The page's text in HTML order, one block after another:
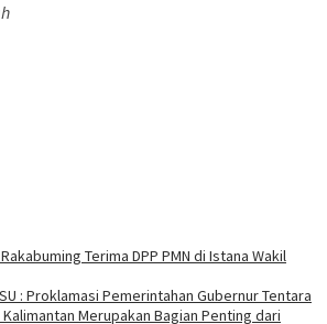
Terima DPP PMN di Istana Wakil
: Proklamasi Pemerintahan Gubernur Tentara
Kalimantan Merupakan Bagian Penting dari